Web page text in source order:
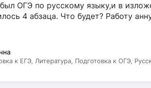
ОГЭ по русскому языку,и в
4 абзаца. Что будет? Работу
к ЕГЭ, Литература, Подготовка к ОГЭ,